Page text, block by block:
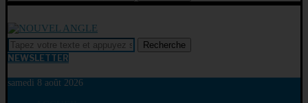
Recherche
NEWSLETTER
samedi 8 août 2026